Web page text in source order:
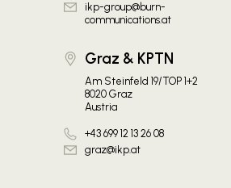
ikp-group@burn-
communications.at
Graz & KPTN
Am Steinfeld 19/TOP 1+2
8020 Graz
Austria
+43 699 12 13 26 08
graz@ikp.at